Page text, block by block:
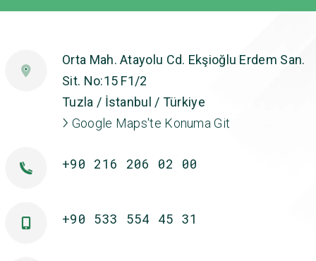
Orta Mah. Atayolu Cd. Ekşioğlu Erdem San.
Sit. No:15 F1/2
Tuzla / İstanbul / Türkiye
Google Maps'te Konuma Git
+90 216 206 02 00
+90 533 554 45 31